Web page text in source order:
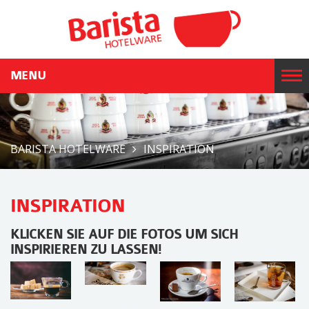
T
o
g
g
l
e
g
a
t
MENU
BARISTA HOTELWARE INSPIRATION
INSPIRATION
KLICKEN SIE AUF DIE FOTOS UM SICH
INSPIRIEREN ZU LASSEN!